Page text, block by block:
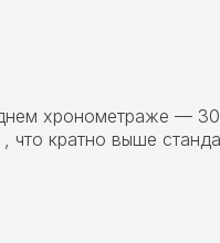
хронометраже —
кратно выше